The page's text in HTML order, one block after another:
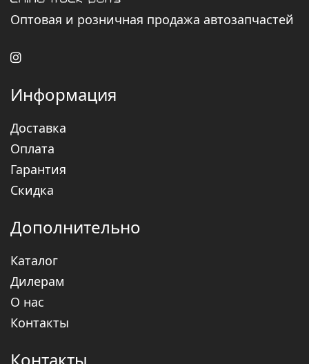
Оптовая и розничная продажа автозапчастей
Информация
Доставка
Оплата
Гарантия
Скидка
Дополнительно
Каталог
Дилерам
О нас
Контакты